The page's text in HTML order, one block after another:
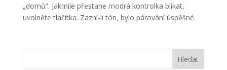
„domů“. Jakmile přestane modrá kontrolka blikat,
uvolněte tlačítka. Zazní-li tón, bylo párování úspěšné.